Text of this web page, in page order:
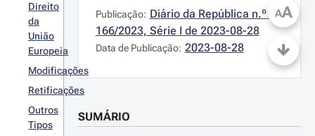
Direito
da
União
Europeia
Modificações
Retificações
Outros
Tipos
Publicação: Diário da República n.º
166/2023, Série I de 2023-08-28
Data de Publicação: 2023-08-28
SUMÁRIO
AA